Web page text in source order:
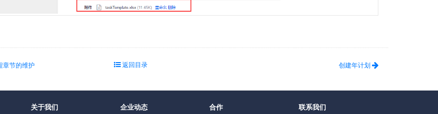
章节的维护 返回目录 创建年计划
关于我们 企业动态 合作 联系我们